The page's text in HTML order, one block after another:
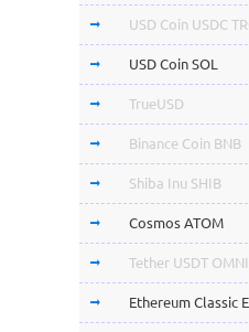
USD Coin USDC
USD Coin SOL
TrueUSD
Binance Coin BNB
Shiba Inu SHIB
Cosmos ATOM
Tether USDT OMNI
Ethereum Classic